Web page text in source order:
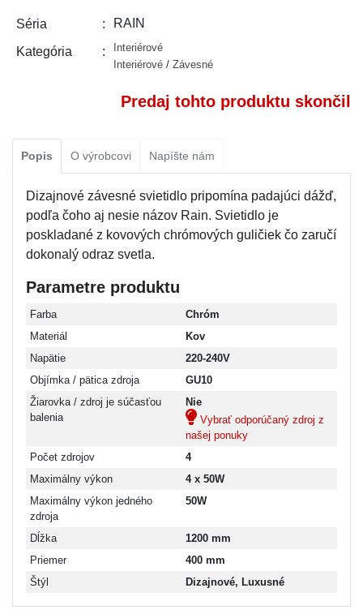
Séria RAIN
Kategória
Interiérové
Interiérové / Závesné
Predaj tohto produktu skončil
Popis O výrobcovi Napíšte nám
Dizajnové závesné svietidlo pripomína padajúci dážď,
podľa čoho aj nesie názov Rain. Svietidlo je
poskladané z kovových chrómových guličiek čo zaručí
dokonalý odraz svetla.
Parametre produktu
Farba
Chróm
Materiál
Kov
Napätie
220-240V
Objímka / pätica zdroja
GU10
Žiarovka / zdroj je súčasťou
balenia
Nie
Vybrať odporúčaný zdroj z
našej ponuky
Počet zdrojov
4
Maximálny výkon
4 x 50W
Maximálny výkon jedného
zdroja
50W
Dĺžka
1200 mm
Priemer
400 mm
Štýl
Dizajnové, Luxusné